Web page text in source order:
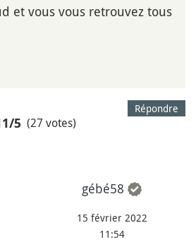
et vous vous retrouvez tous
Répondre
/5 (27 votes)
gébé58
15 février 2022
11:54